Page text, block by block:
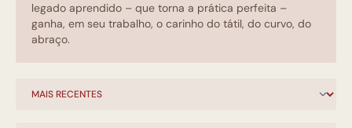
legado aprendido – que torna a prática perfeita –
ganha, em seu trabalho, o carinho do tátil, do curvo, do
abraço.